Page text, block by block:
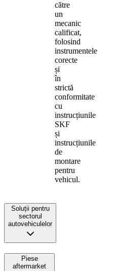
către
un
mecanic
calificat,
folosind
instrumentele
corecte
și
în
strictă
conformitate
cu
instrucțiunile
SKF
și
instrucțiunile
de
montare
pentru
vehicul.
Soluții pentru
sectorul
autovehiculelor
Piese
aftermarket